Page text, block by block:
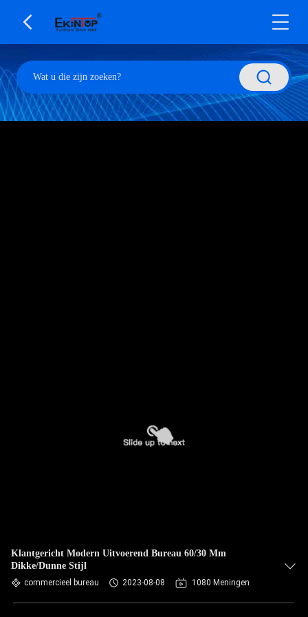
Klantgericht Modern Uitvoerend Bureau 60/30 Mm
Dikke/Dunne Stijl
commercieel bureau 2023-08-08 1080 Meningen